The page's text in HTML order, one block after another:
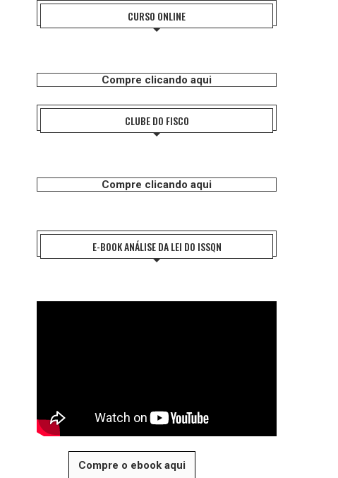
CURSO ONLINE
Compre clicando aqui
CLUBE DO FISCO
Compre clicando aqui
E-BOOK ANÁLISE DA LEI DO ISSQN
Compre o ebook aqui